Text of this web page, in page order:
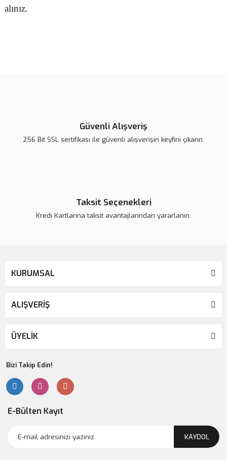
alınız.
Güvenli Alışveriş
256 Bit SSL sertifikası ile güvenli alışverişin keyfini çıkarın.
Taksit Seçenekleri
Kredi Kartlarına taksit avantajlarından yararlanın.
KURUMSAL
ALIŞVERİŞ
ÜYELİK
Bizi Takip Edin!
E-Bülten Kayıt
KAYDOL